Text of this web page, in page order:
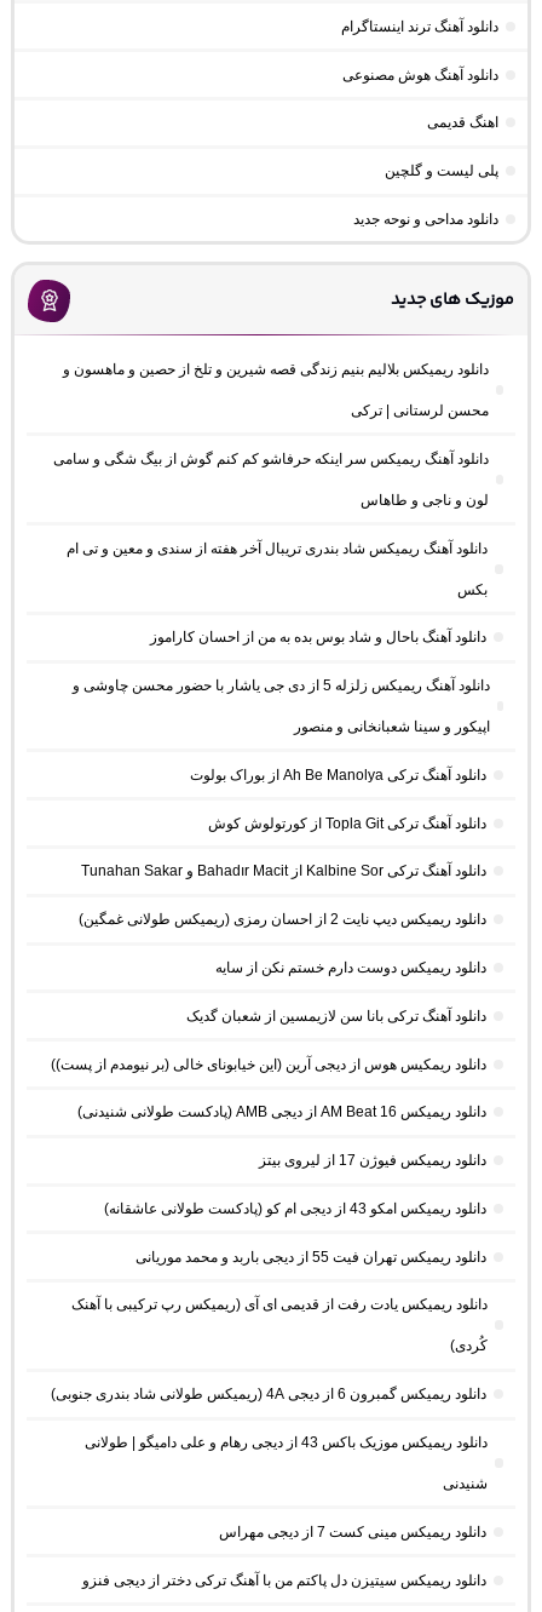
دانلود آهنگ ترند اینستاگرام
دانلود آهنگ هوش مصنوعی
اهنگ قدیمی
پلی لیست و گلچین
دانلود مداحی و نوحه جدید
موزیک های جدید
دانلود ریمیکس بلالیم بنیم زندگی قصه شیرین و تلخ از حصین و ماهسون و
محسن لرستانی | ترکی
دانلود آهنگ ریمیکس سر اینکه حرفاشو کم کنم گوش از بیگ شگی و سامی
لون و ناجی و طاهاس
دانلود آهنگ ریمیکس شاد بندری تریبال آخر هفته از سندی و معین و تی ام
بکس
دانلود آهنگ باحال و شاد بوس بده به من از احسان کاراموز
دانلود آهنگ ریمیکس زلزله 5 از دی جی یاشار با حضور محسن چاوشی و
اپیکور و سینا شعبانخانی و منصور
دانلود آهنگ ترکی Ah Be Manolya از بوراک بولوت
دانلود آهنگ ترکی Topla Git از کورتولوش کوش
دانلود آهنگ ترکی Kalbine Sor از Bahadır Macit و Tunahan Sakar
دانلود ریمیکس دیپ نایت 2 از احسان رمزی (ریمیکس طولانی غمگین)
دانلود ریمیکس دوست دارم خستم نکن از سایه
دانلود آهنگ ترکی بانا سن لازیمسین از شعبان گدیک
دانلود ریمکیس هوس از دیجی آرین (این خیابونای خالی (بر نیومدم از پست))
دانلود ریمیکس AM Beat 16 از دیجی AMB (پادکست طولانی شنیدنی)
دانلود ریمیکس فیوژن 17 از لیروی بیتز
دانلود ریمیکس امکو 43 از دیجی ام کو (پادکست طولانی عاشقانه)
دانلود ریمیکس تهران فیت 55 از دیجی باربد و محمد موریانی
دانلود ریمیکس یادت رفت از قدیمی ای آی (ریمیکس رپ ترکیبی با آهنک
کُردی)
دانلود ریمیکس گمبرون 6 از دیجی 4A (ریمیکس طولانی شاد بندری جنوبی)
دانلود ریمیکس موزیک باکس 43 از دیجی رهام و علی دامیگو | طولانی
شنیدنی
دانلود ریمیکس مینی کست 7 از دیجی مهراس
دانلود ریمیکس سیتیزن دل پاکتم من با آهنگ ترکی دختر از دیجی فنزو